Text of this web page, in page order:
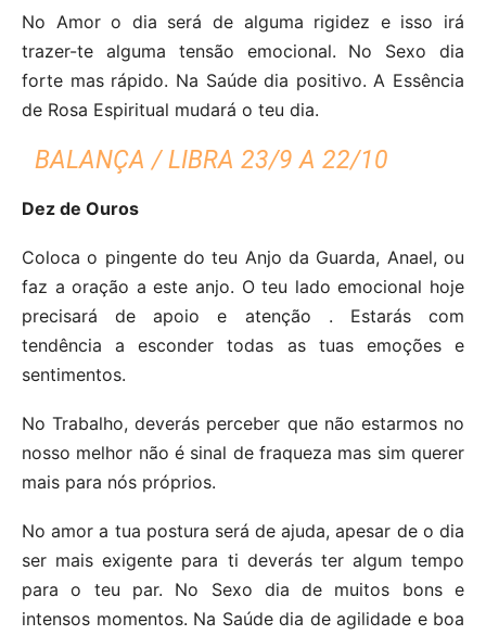
No Amor o dia será de alguma rigidez e isso irá
trazer-te alguma tensão emocional. No Sexo dia
forte mas rápido. Na Saúde dia positivo. A Essência
de Rosa Espiritual mudará o teu dia.
BALANÇA / LIBRA 23/9 A 22/10
Dez de Ouros
Coloca o pingente do teu Anjo da Guarda, Anael, ou
faz a oração a este anjo. O teu lado emocional hoje
precisará de apoio e atenção . Estarás com
tendência a esconder todas as tuas emoções e
sentimentos.
No Trabalho, deverás perceber que não estarmos no
nosso melhor não é sinal de fraqueza mas sim querer
mais para nós próprios.
No amor a tua postura será de ajuda, apesar de o dia
ser mais exigente para ti deverás ter algum tempo
para o teu par. No Sexo dia de muitos bons e
intensos momentos. Na Saúde dia de agilidade e boa